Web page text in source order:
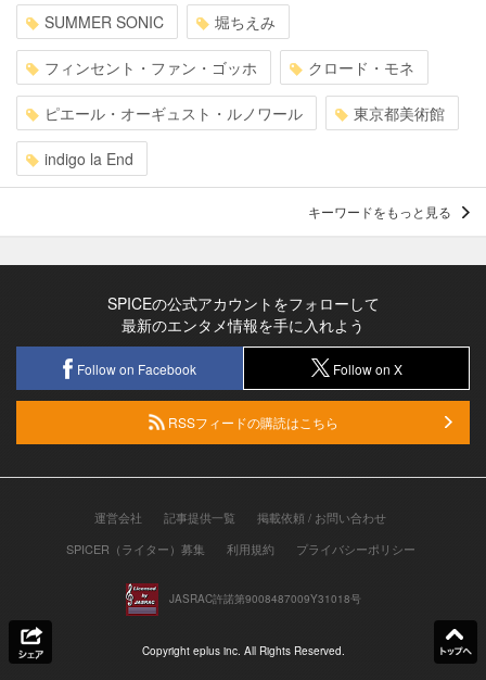
SUMMER SONIC 堀ちえみ
フィンセント・ファン・ゴッホ クロード・モネ
ピエール・オーギュスト・ルノワール 東京都美術館
indigo la End
キーワードをもっと見る
SPICEの公式アカウントをフォローして
最新のエンタメ情報を手に入れよう
Follow on Facebook Follow on X
RSSフィードの購読はこちら
運営会社 記事提供一覧
掲載依頼 / お問い合わせ
SPICER（ライター）募集
利用規約 プライバシーポリシー
JASRAC許諾第9008487009Y31018号
Copyright eplus inc. All Rights Reserved.